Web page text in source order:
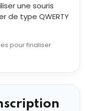
une souris
de type QWERTY
pour finaliser